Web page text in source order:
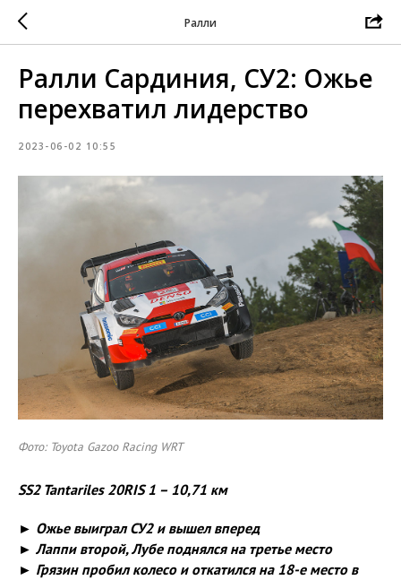
Ралли
Ралли Сардиния, СУ2: Ожье
перехватил лидерство
2023-06-02 10:55
Фото: Toyota Gazoo Racing WRT
SS2 Tantariles 20RIS 1 – 10,71 км
► Ожье выиграл СУ2 и вышел вперед
► Лаппи второй, Лубе поднялся на третье место
► Грязин пробил колесо и откатился на 18-е место в